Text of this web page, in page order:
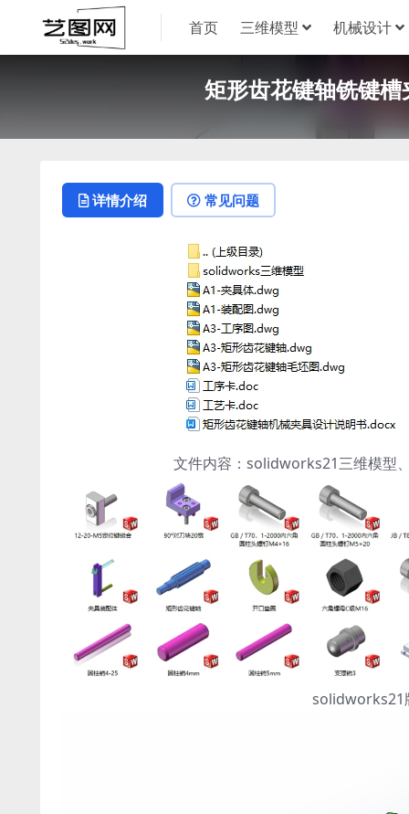
首页 三维模型 机械设计
矩形齿花键轴铣键
详情介绍 常见问题
文件内容：solidworks21三维模型
solidworks21